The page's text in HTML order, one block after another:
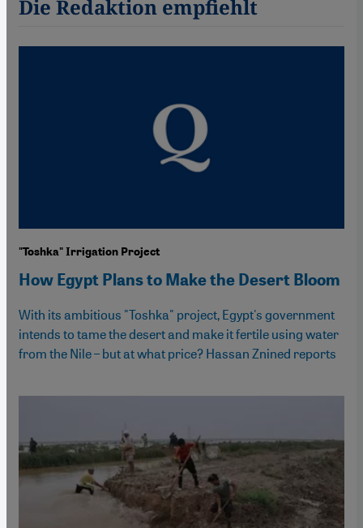
Die Redaktion empfiehlt
"Toshka" Irrigation Project
How Egypt Plans to Make the Desert Bloom
With its ambitious "Toshka" project, Egypt's government
intends to tame the desert and make it fertile using water
from the Nile – but at what price? Hassan Znined reports